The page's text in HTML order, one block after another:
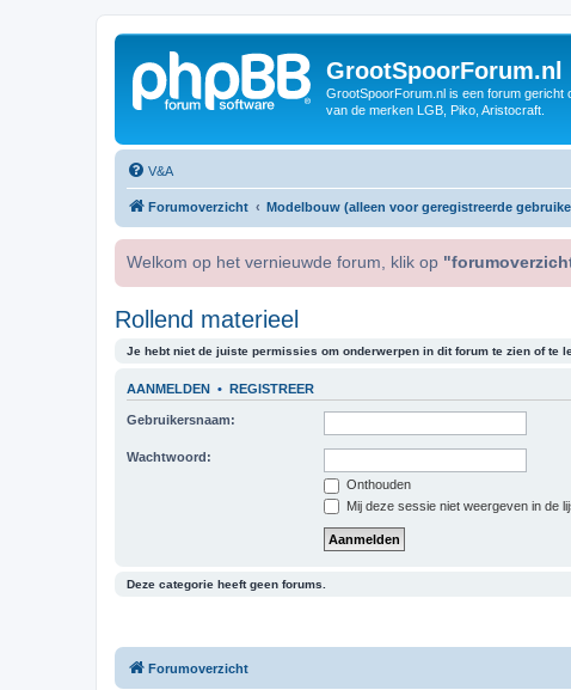
GrootSpoorForum.nl
GrootSpoorForum.nl is een forum gericht
van de merken LGB, Piko, Aristocraft.
V&A
Forumoverzicht Modelbouw (alleen voor geregistreerde
Welkom op het vernieuwde forum, klik op
Rollend materieel
Je hebt niet de juiste permissies om onderwerpen in dit forum te zien of te
AANMELDEN • REGISTREER
Gebruikersnaam:
Wachtwoord:
Onthouden
Mij deze sessie niet weergeven in de
Deze categorie heeft geen forums.
Forumoverzicht